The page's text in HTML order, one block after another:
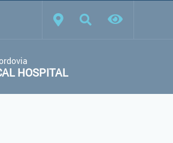
Black scheme Regular site
HOSPITAL